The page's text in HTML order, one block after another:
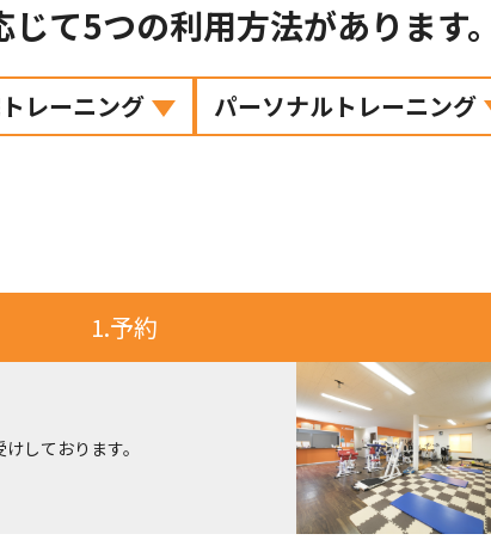
て5つの利用方法があります。
レーニング パーソナルトレーニング
1.予約
しております。